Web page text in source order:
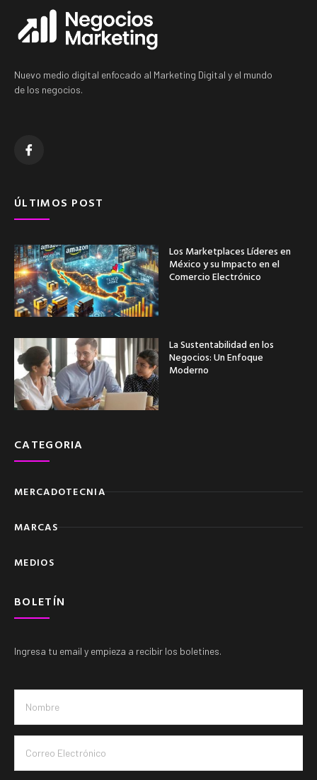
Nuevo medio digital enfocado al Marketing Digital y el mundo
de los negocios.
ÚLTIMOS POST
Los Marketplaces Líderes en
México y su Impacto en el
Comercio Electrónico
La Sustentabilidad en los
Negocios: Un Enfoque
Moderno
CATEGORIA
MERCADOTECNIA
MARCAS
MEDIOS
BOLETÍN
Ingresa tu email y empieza a recibir los boletines.